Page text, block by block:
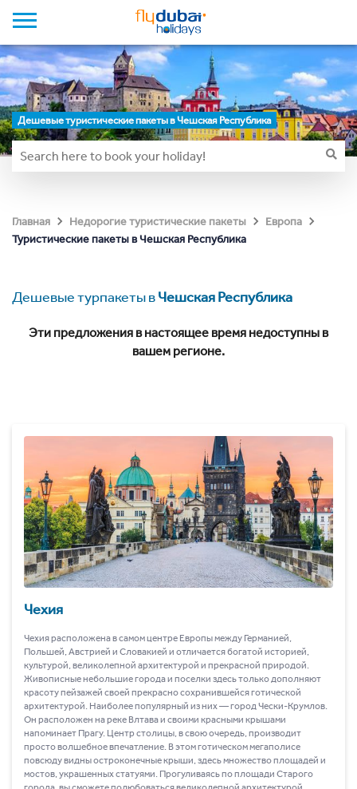
Дешевые туристические пакеты в Чешская Республика
Главная Недорогие туристические пакеты
Европа
Туристические пакеты в Чешская Республика
Дешевые турпакеты вЧешская Республика
Эти предложения в настоящее время недоступны в
вашем регионе.
Чехия
Чехия расположена в самом центре Европы между Германией,
Польшей, Австрией и Словакией и отличается богатой историей,
культурой, великолепной архитектурой и прекрасной природой.
Живописные небольшие города и поселки здесь только дополняют
красоту пейзажей своей прекрасно сохранившейся готической
архитектурой. Наиболее популярный из них ― город Чески-Крумлов.
Он расположен на реке Влтава и своими красными крышами
напоминает Прагу. Центр столицы, в свою очередь, производит
просто волшебное впечатление. В этом готическом мегаполисе
повсюду видны остроконечные крыши, здесь множество площадей и
мостов, украшенных статуями. Прогуливаясь по площади Старого